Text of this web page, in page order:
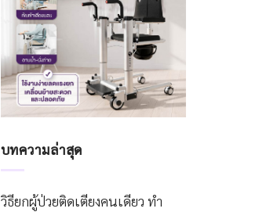
บทความล่าสุด
วิธียกผู้ป่วยติดเตียงคนเดียว ทำ